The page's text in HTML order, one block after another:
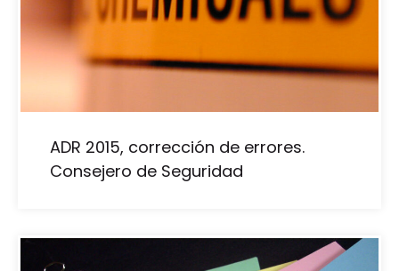
ADR 2015, corrección de errores.
Consejero de Seguridad